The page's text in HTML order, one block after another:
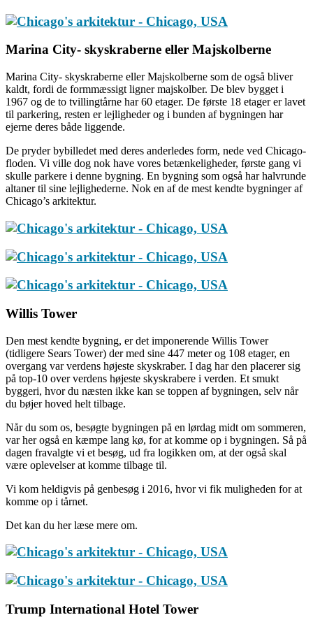
Marina City- skyskraberne eller Majskolberne
Marina City- skyskraberne eller Majskolberne som de også bliver
kaldt, fordi de formmæssigt ligner majskolber. De blev bygget i
1967 og de to tvillingtårne har 60 etager. De første 18 etager er lavet
til parkering, resten er lejligheder og i bunden af bygningen har
ejerne deres både liggende.
De pryder bybilledet med deres anderledes form, nede ved Chicago-
floden. Vi ville dog nok have vores betænkeligheder, første gang vi
skulle parkere i denne bygning. En bygning som også har halvrunde
altaner til sine lejlighederne. Nok en af de mest kendte bygninger af
Chicago’s arkitektur.
Willis Tower
Den mest kendte bygning, er det imponerende Willis Tower
(tidligere Sears Tower) der med sine 447 meter og 108 etager, en
overgang var verdens højeste skyskraber. I dag har den placerer sig
på top-10 over verdens højeste skyskrabere i verden. Et smukt
byggeri, hvor du næsten ikke kan se toppen af bygningen, selv når
du bøjer hoved helt tilbage.
Når du som os, besøgte bygningen på en lørdag midt om sommeren,
var her også en kæmpe lang kø, for at komme op i bygningen. Så på
dagen fravalgte vi et besøg, ud fra logikken om, at der også skal
være oplevelser at komme tilbage til.
Vi kom heldigvis på genbesøg i 2016, hvor vi fik muligheden for at
komme op i tårnet.
Det kan du her læse mere om.
Trump International Hotel Tower